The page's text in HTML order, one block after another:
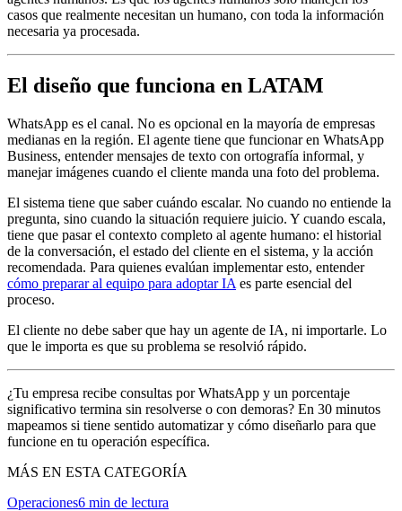
casos que realmente necesitan un humano, con toda la información
necesaria ya procesada.
El diseño que funciona en LATAM
WhatsApp es el canal. No es opcional en la mayoría de empresas
medianas en la región. El agente tiene que funcionar en WhatsApp
Business, entender mensajes de texto con ortografía informal, y
manejar imágenes cuando el cliente manda una foto del problema.
El sistema tiene que saber cuándo escalar. No cuando no entiende la
pregunta, sino cuando la situación requiere juicio. Y cuando escala,
tiene que pasar el contexto completo al agente humano: el historial
de la conversación, el estado del cliente en el sistema, y la acción
recomendada. Para quienes evalúan implementar esto, entender
cómo preparar al equipo para adoptar IA es parte esencial del
proceso.
El cliente no debe saber que hay un agente de IA, ni importarle. Lo
que le importa es que su problema se resolvió rápido.
¿Tu empresa recibe consultas por WhatsApp y un porcentaje
significativo termina sin resolverse o con demoras? En 30 minutos
mapeamos si tiene sentido automatizar y cómo diseñarlo para que
funcione en tu operación específica.
MÁS EN ESTA CATEGORÍA
Operaciones6 min de lectura